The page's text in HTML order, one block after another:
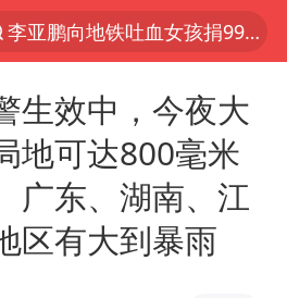
探寻“技能+”促就业创业新路
台风白海豚或在华东沿海登陆
因凡蒂诺首次公开道歉
FIFA官方支持因凡蒂诺
生效中，今夜大
地可达800毫米
广东、湖南、江
区有大到暴雨